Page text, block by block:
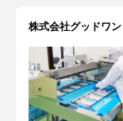
株式会社グッドワン